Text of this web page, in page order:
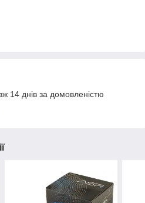
14 днів за домовленістю